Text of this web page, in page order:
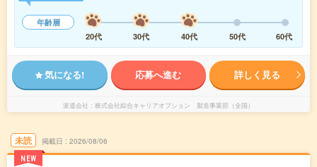
年齢層
20代
30代 40代 50代 60代
気になる! 応募へ進む 詳しく見る
派遣会社 株式会社綜合キャリアオプション 製造事業部（全国）
未読
NEW
掲載日 2026/08/06